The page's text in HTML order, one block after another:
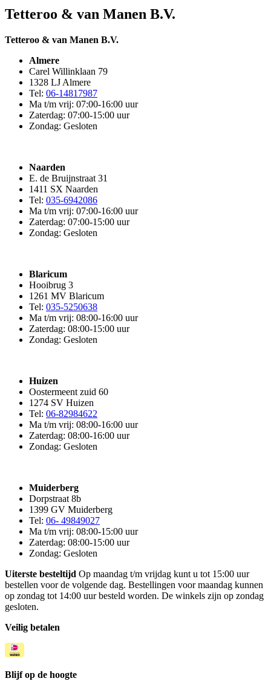
Tetteroo & van Manen B.V.
Tetteroo & van Manen B.V.
Almere
Carel Willinklaan 79
1328 LJ Almere
Tel: 06-14817987
Ma t/m vrij: 07:00-16:00 uur
Zaterdag: 07:00-15:00 uur
Zondag: Gesloten
Naarden
E. de Bruijnstraat 31
1411 SX Naarden
Tel: 035-6942086
Ma t/m vrij: 07:00-16:00 uur
Zaterdag: 07:00-15:00 uur
Zondag: Gesloten
Blaricum
Hooibrug 3
1261 MV Blaricum
Tel: 035-5250638
Ma t/m vrij: 08:00-16:00 uur
Zaterdag: 08:00-15:00 uur
Zondag: Gesloten
Huizen
Oostermeent zuid 60
1274 SV Huizen
Tel: 06-82984622
Ma t/m vrij: 08:00-16:00 uur
Zaterdag: 08:00-16:00 uur
Zondag: Gesloten
Muiderberg
Dorpstraat 8b
1399 GV Muiderberg
Tel: 06- 49849027
Ma t/m vrij: 08:00-15:00 uur
Zaterdag: 08:00-15:00 uur
Zondag: Gesloten
Uiterste besteltijd Op maandag t/m vrijdag kunt u tot 15:00 uur
bestellen voor de volgende dag. Bestellingen voor maandag kunnen
op zondag tot 14:00 uur besteld worden. De winkels zijn op zondag
gesloten.
Veilig betalen
Blijf op de hoogte